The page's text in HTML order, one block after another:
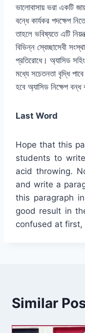
ভালোবাসায় ভরা একটি
বন্ধে কার্যকর পদক্ষেপ
তাহলে ভবিষ্যতে এটি
বিভিন্ন স্বেচ্ছাসেবী
প্রতিরোধে। অ্যাসিড
মধ্যে সচেতনতা বৃদ্ধি
হবে অ্যাসিড নিক্ষেপ
Last Word
Hope that this
students to
acid throwing.
and write a
this paragraph
good result in
confused at
Similar